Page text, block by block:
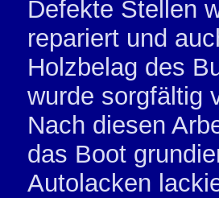
Defekte Stellen
repariert und
Holzbelag des
wurde sorgfältig
Nach diesen
das Boot
Autolacken